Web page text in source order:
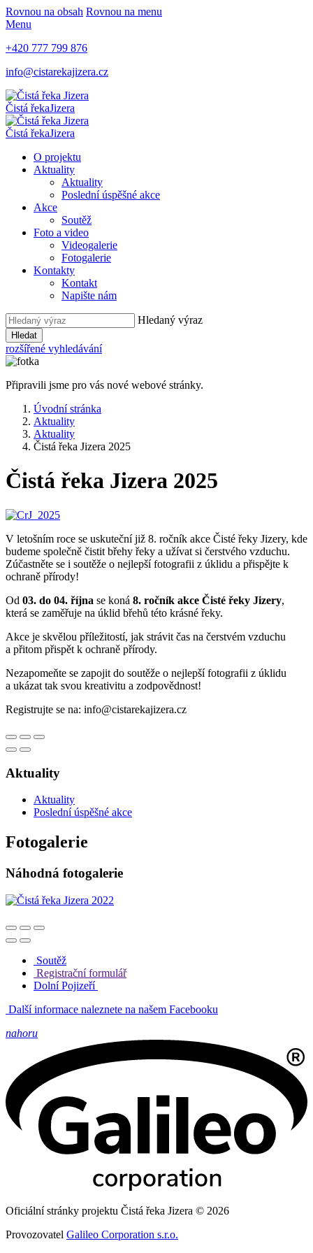
Rovnou na obsah Rovnou na menu
Menu
+420 777 799 876
info@cistarekajizera.cz
Čistá řekaJizera
Čistá řekaJizera
O projektu
Aktuality
Aktuality
Poslední úspěšné akce
Akce
Soutěž
Foto a video
Videogalerie
Fotogalerie
Kontakty
Kontakt
Napište nám
Hledaný výraz
Hledat
rozšířené vyhledávání
Připravili jsme pro vás nové webové stránky.
Úvodní stránka
Aktuality
Aktuality
Čistá řeka Jizera 2025
Čistá řeka Jizera 2025
V letošním roce se uskuteční již 8. ročník akce Čisté řeky Jizery, kde
budeme společně čistit břehy řeky a užívat si čerstvého vzduchu.
Zúčastněte se i soutěže o nejlepší fotografii z úklidu a přispějte k
ochraně přírody!
Od 03. do 04. října se koná 8. ročník akce Čisté řeky Jizery,
která se zaměřuje na úklid břehů této krásné řeky.
Akce je skvělou příležitostí, jak strávit čas na čerstvém vzduchu
a přitom přispět k ochraně přírody.
Nezapomeňte se zapojit do soutěže o nejlepší fotografii z úklidu
a ukázat tak svou kreativitu a zodpovědnost!
Registrujte se na: info@cistarekajizera.cz
Aktuality
Aktuality
Poslední úspěšné akce
Fotogalerie
Náhodná fotogalerie
Soutěž
Registrační formulář
Dolní Pojizeří
Další informace naleznete na našem Facebooku
nahoru
Oficiální stránky projektu Čistá řeka Jizera © 2026
Provozovatel Galileo Corporation s.r.o.